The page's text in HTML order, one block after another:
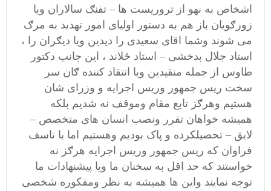
اشخاص به نهو از تروریست ها – تفنګ سالاران ویا
زورګویان باز هم به دستور اولیای امور تهدید به مرګ
می شوند وشما اقای سعیدی را دیدین ویا دیګران را ،
استاد جلال بدخشی – استاد ځلاند ، این جانب دکتور
طاوس از جمله منقیدین ویا انتقاد کننده ګان سر
سخت ریس جمهور وریس اجرایه و وزرای شان
هستیم وهرګز تابع مقام وموقف نه شدیم بلکه
همیشه خواهان تقرر ونصب انسان های متخصص –
لایق – تحصیلکرده و پاک بودیم وهستیم اما با تاسف
فراوان که ریس جمهور وریس اجرایه هرګز نه
خواستند که حد اقل به سخنان ما ویا پیشنهادات ما
توجه نمایند واین ها همیشه به نظر ومفکوره شخصی